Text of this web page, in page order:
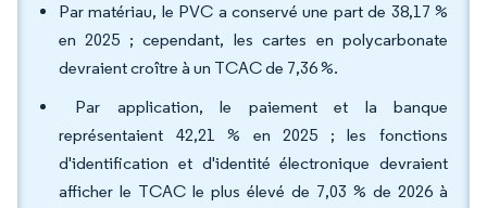
Par matériau, le PVC a conservé une part de 38,17 %
en 2025 ; cependant, les cartes en polycarbonate
devraient croître à un TCAC de 7,36 %.
Par application, le paiement et la banque
représentaient 42,21 % en 2025 ; les fonctions
d'identification et d'identité électronique devraient
afficher le TCAC le plus élevé de 7,03 % de 2026 à